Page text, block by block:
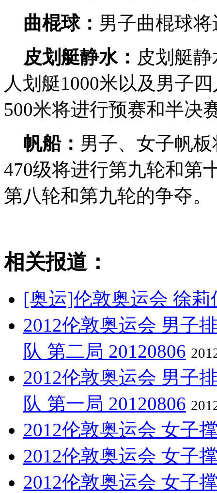
曲棍球： 男子曲棍球
皮划艇静水： 皮划艇
人划艇1000米以及男子
500米将进行预赛和半决
帆船： 男子、女子帆
470级将进行第九轮和第
第八轮和第九轮的争夺。
相关报道：
[奥运]伦敦奥运会 徐
2012伦敦奥运会 男子
队 第二局 20120806
2012伦敦奥运会 男子
队 第一局 20120806
2012伦敦奥运会 女子
2012伦敦奥运会 女子
2012伦敦奥运会 女子